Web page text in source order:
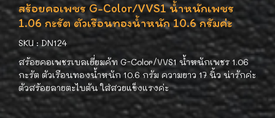
สร้อยคอเพชร G-Color/VVS1 น้ำหนักเพชร
1.06 กะรัต ตัวเรือนทองน้ำหนัก 10.6 กรัมค่ะ
SKU : DN124
สร้อยคอเพชรเบลเยี่ยมคัท G-Color/VVS1 น้ำหนักเพชร 1.06
กะรัต ตัวเรือนทองน้ำหนัก 10.6 กรัม ความยาว 17 นิ้ว น่ารักค่ะ
ตัวสร้อยลายตะไบตัน ใส่สวยแข็งแรงค่ะ